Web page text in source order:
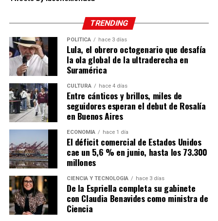
TRENDING
POLÍTICA hace 3 días
Lula, el obrero octogenario que desafía
la ola global de la ultraderecha en
Suramérica
CULTURA hace 4 días
Entre cánticos y brillos, miles de
seguidores esperan el debut de Rosalía
en Buenos Aires
ECONOMÍA hace 1 día
El déficit comercial de Estados Unidos
cae un 5,6 % en junio, hasta los 73.300
millones
CIENCIA Y TECNOLOGÍA hace 3 días
De la Espriella completa su gabinete
con Claudia Benavides como ministra de
Ciencia